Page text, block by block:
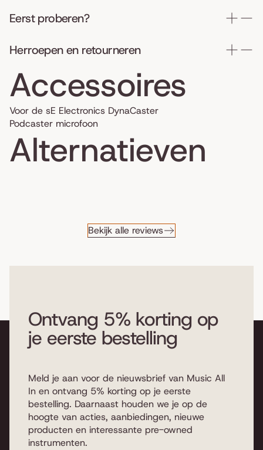
Eerst proberen?
Herroepen en retourneren
Accessoires
Voor de sE Electronics DynaCaster
Podcaster microfoon
Alternatieven
Bekijk alle reviews
Ontvang 5% korting op
je eerste bestelling
Meld je aan voor de nieuwsbrief van Music All
In en ontvang 5% korting op je eerste
bestelling. Daarnaast houden we je op de
hoogte van acties, aanbiedingen, nieuwe
producten en interessante pre-owned
instrumenten.